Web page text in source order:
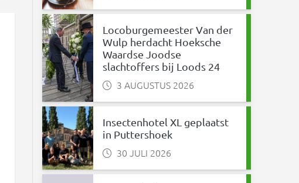
Locoburgemeester Van der
Wulp herdacht Hoeksche
Waardse Joodse
slachtoffers bij Loods 24
3 AUGUSTUS 2026
Insectenhotel XL geplaatst
in Puttershoek
30 JULI 2026